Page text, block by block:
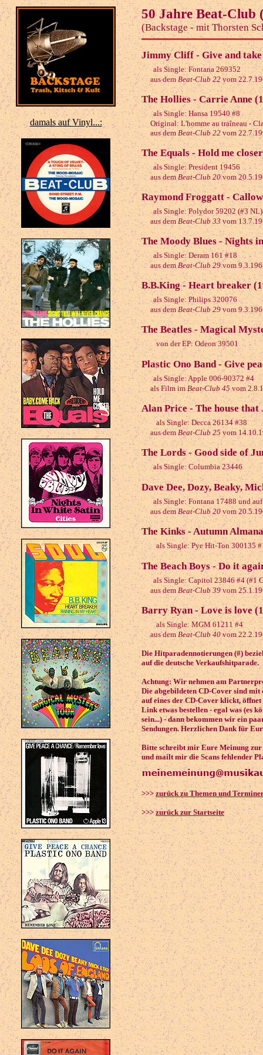
damals auf Vinyl...:
50 Jahre Beat-Club
(Backstage - mit Thorsten
Jimmy Cliff - Give and
als Single: Fontana 269352
aus demBeat-Club 22 vom
The Hollies - Carrie Anne
als Single: Hansa 19540 #8
Original: L'homme au traîneau -
aus demBeat-Club 22vom
The Equals - Hold me
als Single: President 19456
aus demBeat-Club 20vom
Raymond Froggatt -
als Single: Polydor 59202 (#3 NL)
aus demBeat-Club 33vom
The Moody Blues - Nights
als Single: Deram 161 #18
aus demBeat-Club 29vom
B.B.King - Heart breaker
als Single: Philips 320076
aus demBeat-Club 29vom
The Beatles - Magical
von der EP: Odeon 39501
Plastic Ono Band - Give
als Single: Apple 006-90372 #4
als Film imBeat-Club 45vom
Alan Price - The house
als Single: Decca 26134 #38
aus demBeat-Club 25 vom
The Lords - Good side of
als Single: Columbia 23446
Dave Dee, Dozy, Beaky,
als Single: Fontana 17488 und
aus demBeat-Club 20vom
The Kinks - Autumn
als Single: Pye Hit-Ton 300135
The Beach Boys - Do it
als Single: Capitol 23846 #4 (#1
aus demBeat-Club 39vom
Barry Ryan - Love is love
als Single: MGM 61211 #4
aus demBeat-Club 40vom
Die Hitparadennotierungen (#)
auf die deutsche Verkaufshitparade.
Achtung: Wir nehmen am
Die abgebildeten CD-Cover sind
auf eines der CD-Cover klickt,
Link etwas bestellen - egal was (es
sein...) - dann bekommen wir ein
Sendungen. Herzlichen Dank für
Bitte schreibt mir Eure Meinung zur
und mailt mir die Scans fehlender
>>>zurück zu Themen und
>>>zurück zur Startseite